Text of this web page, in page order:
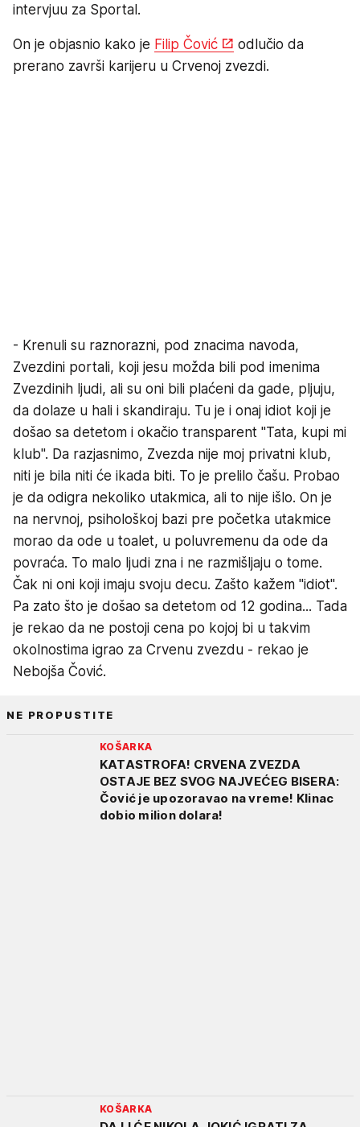
intervjuu za Sportal.
On je objasnio kako je Filip Čović
odlučio da
prerano završi karijeru u Crvenoj zvezdi.
- Krenuli su raznorazni, pod znacima navoda,
Zvezdini portali, koji jesu možda bili pod imenima
Zvezdinih ljudi, ali su oni bili plaćeni da gade, pljuju,
da dolaze u hali i skandiraju. Tu je i onaj idiot koji je
došao sa detetom i okačio transparent "Tata, kupi mi
klub". Da razjasnimo, Zvezda nije moj privatni klub,
niti je bila niti će ikada biti. To je prelilo čašu. Probao
je da odigra nekoliko utakmica, ali to nije išlo. On je
na nervnoj, psihološkoj bazi pre početka utakmice
morao da ode u toalet, u poluvremenu da ode da
povraća. To malo ljudi zna i ne razmišljaju o tome.
Čak ni oni koji imaju svoju decu. Zašto kažem "idiot".
Pa zato što je došao sa detetom od 12 godina... Tada
je rekao da ne postoji cena po kojoj bi u takvim
okolnostima igrao za Crvenu zvezdu - rekao je
Nebojša Čović.
NE PROPUSTITE
KOŠARKA
KATASTROFA! CRVENA ZVEZDA
OSTAJE BEZ SVOG NAJVEĆEG BISERA:
Čović je upozoravao na vreme! Klinac
dobio milion dolara!
KOŠARKA